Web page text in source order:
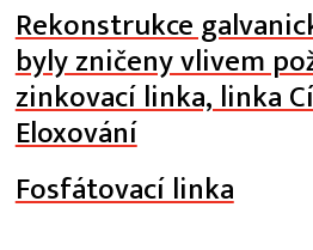
Rekonstrukce
byly zničeny vlivem
zinkovací linka, linka
Eloxování
Fosfátovací linka